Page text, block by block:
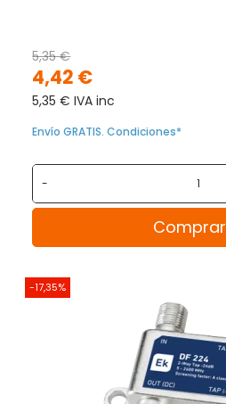
4,42 €
5,35 €
5,35 € IVA inc
Envío GRATIS. Condiciones*
-
Comprar
-17,35%